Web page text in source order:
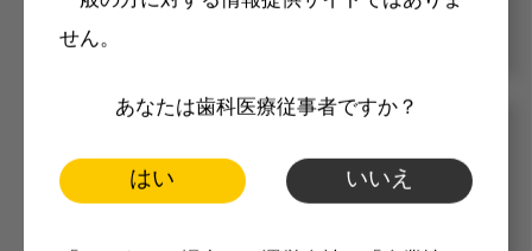
せん。
あなたは歯科医療従事者ですか？
はい いいえ
メリット